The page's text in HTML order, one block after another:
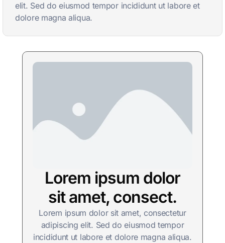
elit. Sed do eiusmod tempor incididunt ut labore et
dolore magna aliqua.
Lorem ipsum dolor
sit amet, consect.
Lorem ipsum dolor sit amet, consectetur
adipiscing elit. Sed do eiusmod tempor
incididunt ut labore et dolore magna aliqua.